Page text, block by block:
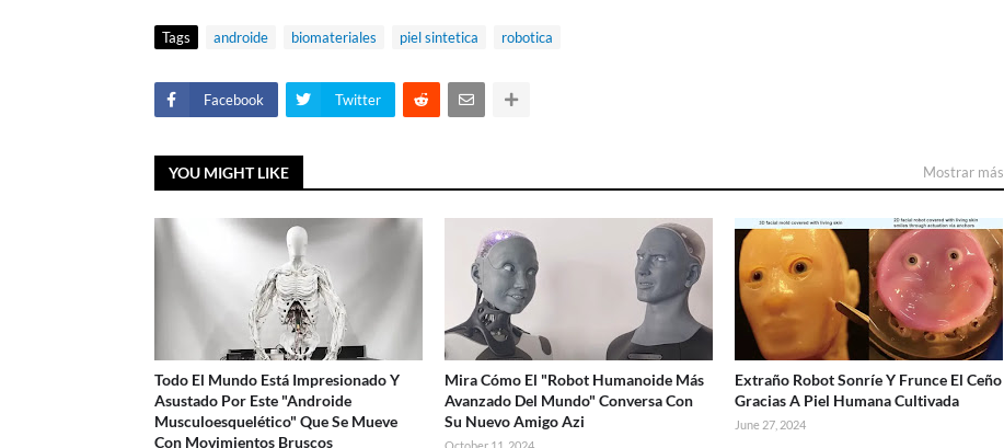
Tags androide biomateriales piel sintetica robotica
Facebook Twitter
YOU MIGHT LIKE Mostrar más
Todo El Mundo Está Impresionado Y
Asustado Por Este "Androide
Musculoesquelético" Que Se Mueve
Con Movimientos Bruscos
Mira Cómo El "Robot Humanoide Más
Avanzado Del Mundo" Conversa Con
Su Nuevo Amigo Azi
October 11, 2024
Extraño Robot Sonríe Y Frunce El Ceño
Gracias A Piel Humana Cultivada
June 27, 2024